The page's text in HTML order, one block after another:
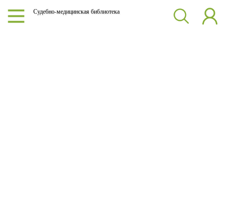
Судебно-медицинская библиотека